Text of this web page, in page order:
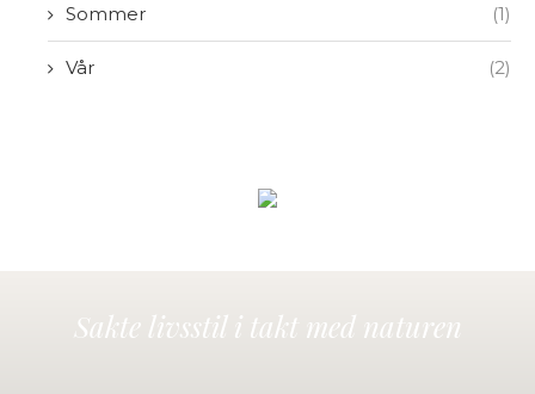
Sommer (1)
Vår (2)
Sakte livsstil i takt med naturen